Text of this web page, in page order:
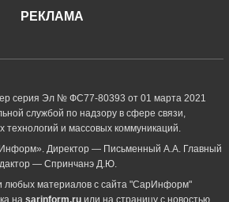
РЕКЛАМА
серия Эл № ФС77-80393 от 01 марта 2021
службой по надзору в сфере связи,
и массовых коммуникаций.
Директор — Письменный А.А. Главный
— Спринчанэ Д.Ю.
любых материалов с сайта "СарИнформ"
на sarinform.ru или на страницу с новостью.